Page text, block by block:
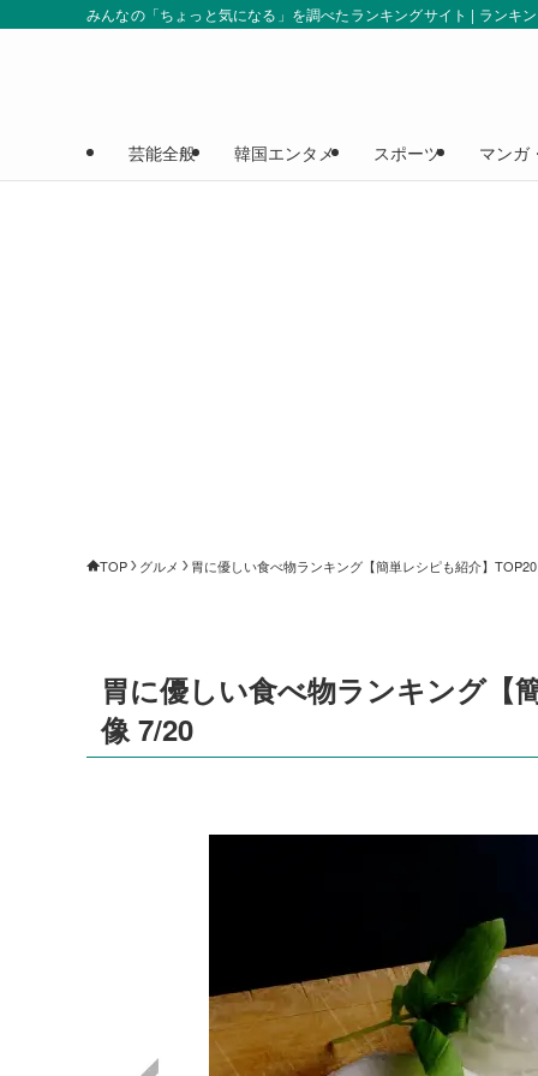
みんなの「ちょっと気になる」を調べたランキングサイト | ランキ
芸能全般 韓国エンタメ スポーツ マンガ
TOP グルメ 胃に優しい食べ物ランキング【簡単レシピも紹介】
胃に優しい食べ物ランキング【
像 7/20